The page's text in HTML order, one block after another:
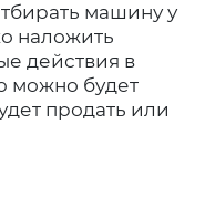
машину у
наложить
действия в
можно будет
продать или